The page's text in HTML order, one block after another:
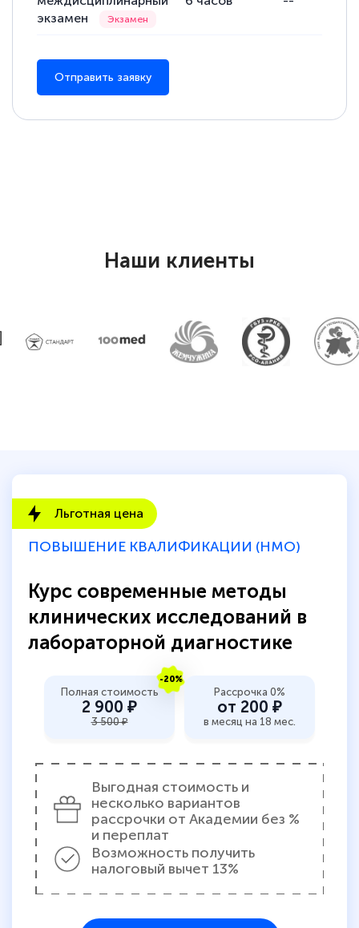
экзамен
Отправить заявку
Наши клиенты
Льготная цена
ПОВЫШЕНИЕ КВАЛИФИКАЦИИ (НМО)
Курс современные методы
клинических исследований в
лабораторной диагностике
-20%
Полная стоимость
2 900 ₽
3 500 ₽
Рассрочка 0%
от 200 ₽
в месяц на 18 мес.
Выгодная стоимость и
несколько вариантов
рассрочки от Академии без %
и переплат
Возможность получить
налоговый вычет 13%